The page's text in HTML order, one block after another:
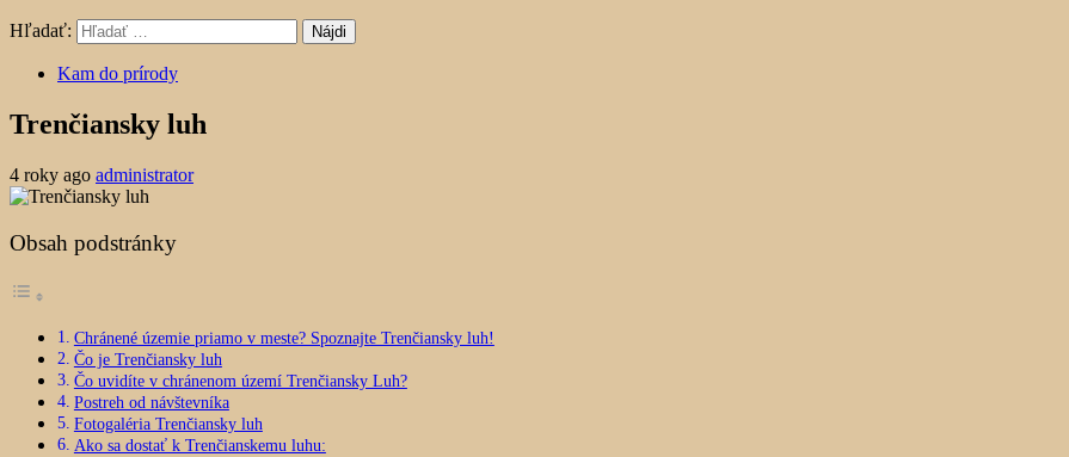
Hľadať:
Kam do prírody
Trenčiansky luh
4 roky ago administrator
Obsah podstránky
Chránené územie priamo v meste? Spoznajte Trenčiansky luh!
Čo je Trenčiansky luh
Čo uvidíte v chránenom území Trenčiansky Luh?
Postreh od návštevníka
Fotogaléria Trenčiansky luh
Ako sa dostať k Trenčianskemu luhu: